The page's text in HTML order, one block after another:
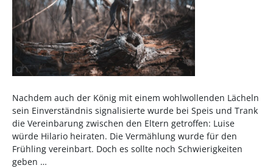
Nachdem auch der König mit einem wohlwollenden Lächeln
sein Einverständnis signalisierte wurde bei Speis und Trank
die Vereinbarung zwischen den Eltern getroffen: Luise
würde Hilario heiraten. Die Vermählung wurde für den
Frühling vereinbart. Doch es sollte noch Schwierigkeiten
geben …